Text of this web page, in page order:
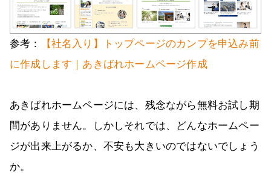
参考：
【社名入り】トップページのカンプを申込み前
に作成します｜あきばれホームページ作成
あきばれホームページには、残念ながら無料お試し期
間がありません。しかしそれでは、どんなホームペー
ジが出来上がるか、不安も大きいのではないでしょう
か。